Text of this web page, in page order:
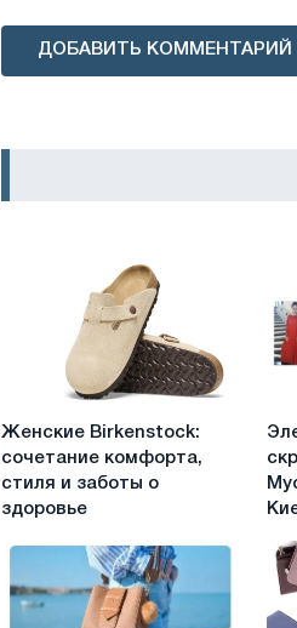
ДОБАВИТЬ КОММЕНТАРИЙ
комфорта,
стиля
заботы
​​​​​​​Женские Birkenstock:
сочетание комфорта,
стиля и заботы о
здоровье